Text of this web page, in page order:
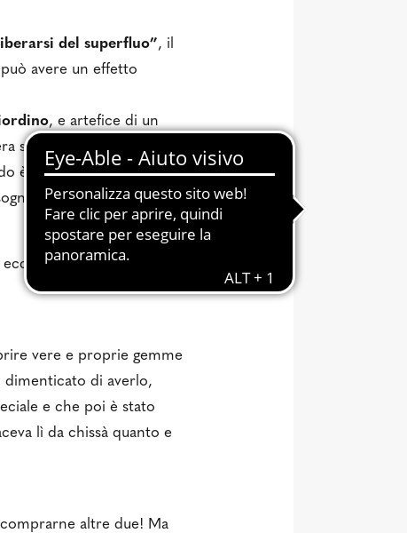
del superfluo”, il
avere un effetto
, e artefice di un
scientifica a liberarsi
è “Questo oggetto mi dà
valutarne l’utilità
cinque (di
vere e proprie gemme
dimenticato di averlo,
e che poi è stato
lì da chissà quanto e
altre due! Ma